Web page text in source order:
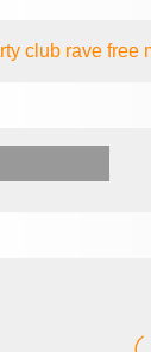
club ravefree